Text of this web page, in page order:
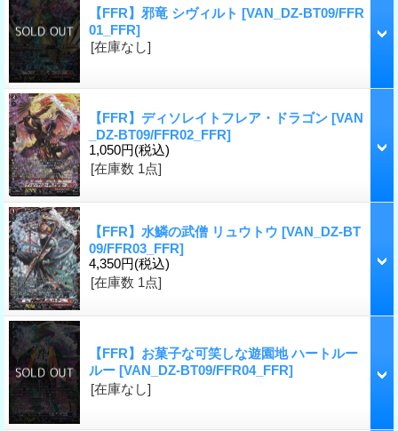
【FFR】邪竜 シヴィルト [VAN_DZ-BT09/FFR
01_FFR]
[在庫なし]
【FFR】ディソレイトフレア・ドラゴン [VAN
_DZ-BT09/FFR02_FFR]
1,050円(税込)
[在庫数 1点]
【FFR】水鱗の武僧 リュウトウ [VAN_DZ-BT
09/FFR03_FFR]
4,350円(税込)
[在庫数 1点]
【FFR】お菓子な可笑しな遊園地 ハートルー
ルー [VAN_DZ-BT09/FFR04_FFR]
[在庫なし]